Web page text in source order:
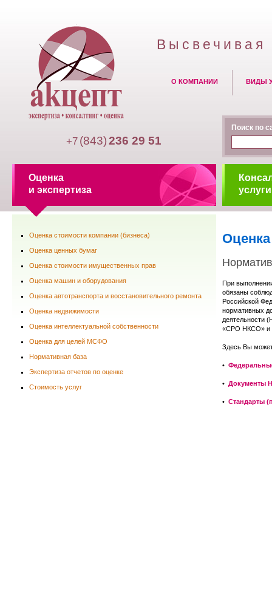
Высвечивая
О КОМПАНИИ ВИДЫ
+7 (843) 236 29 51
Поиск по
Оценка
и экспертиза
услуги
Оценка стоимости компании (бизнеса)
Оценка ценных бумаг
Оценка стоимости имущественных прав
Оценка машин и оборудования
Оценка автотранспорта и восстановительного ремонта
Оценка недвижимости
Оценка интеллектуальной собственности
Оценка для целей МСФО
Нормативная база
Экспертиза отчетов по оценке
Стоимость услуг
Оценка
При
обязаны
Российской
нормативных
деятельности
«СРО НКСО» и
Здесь Вы
•
• Документы
• Стандарты